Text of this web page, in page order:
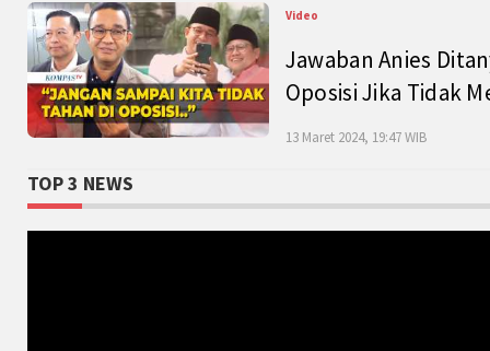
Video
Jawaban Anies
Oposisi Jika Tidak
13 Maret 2024, 19:47 WIB
TOP 3 NEWS